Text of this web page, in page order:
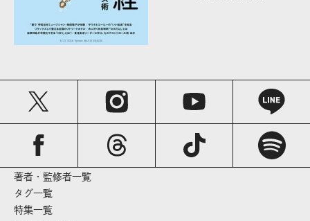
著者・監修者一覧
タグ一覧
特集一覧